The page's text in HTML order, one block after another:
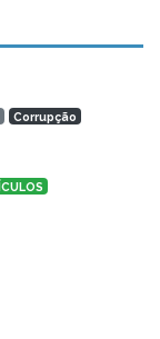
Corrupção